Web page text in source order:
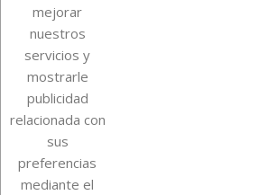
mejorar
nuestros
servicios y
mostrarle
publicidad
relacionada con
sus
preferencias
mediante el